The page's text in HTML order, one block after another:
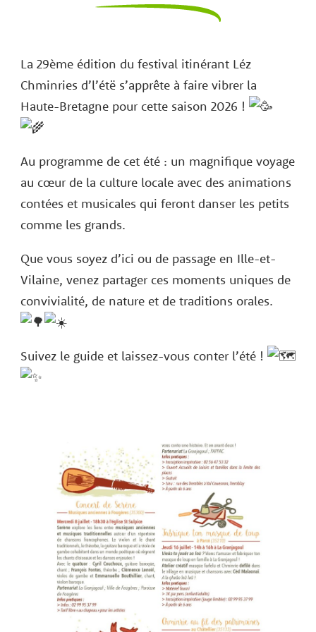
La 29ème édition du festival itinérant Léz
Chminries d’l’étë s’apprête à faire vibrer la
Haute-Bretagne pour cette saison 2026 !
Au programme de cet été : un magnifique voyage
au cœur de la culture locale avec des animations
contées et musicales qui feront danser les petits
comme les grands.
Que vous soyez d’ici ou de passage en Ille-et-
Vilaine, venez partager ces moments uniques de
convivialité, de nature et de traditions orales.
Suivez le guide et laissez-vous conter l’été !